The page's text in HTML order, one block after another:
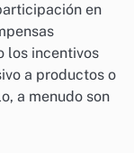
en
los incentivos
a productos o
a menudo son